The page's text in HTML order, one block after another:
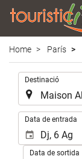
Home París
Destinació
Data de entrada
Data de sortida